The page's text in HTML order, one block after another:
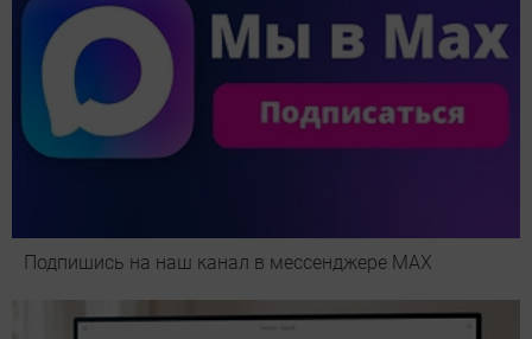
Подпишись на наш канал в мессенджере МАХ